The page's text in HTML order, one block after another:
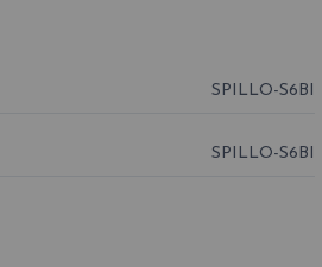
SPILLO-S6BI
SPILLO-S6BI